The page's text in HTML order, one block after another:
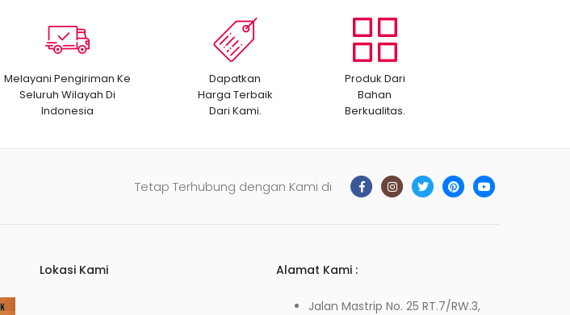
Melayani Pengiriman Ke
Seluruh Wilayah Di
Indonesia
Dapatkan
Harga Terbaik
Dari Kami.
Produk Dari
Bahan
Berkualitas.
Tetap Terhubung dengan Kami di
Lokasi Kami Alamat Kami :
Jalan Mastrip No. 25 RT.7/RW.3,